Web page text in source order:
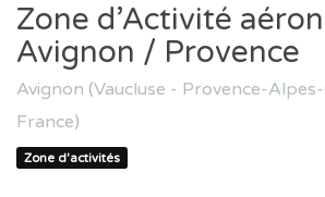
Zone d’Activité
Avignon / Provence
Avignon (Vaucluse - Provence-
France)
Zone d'activités